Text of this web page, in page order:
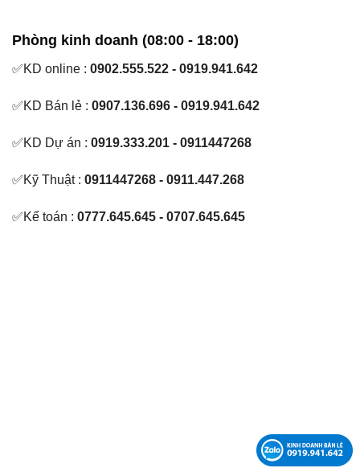
Phòng kinh doanh (08:00 - 18:00)
✅KD online : 0902.555.522 - 0919.941.642
✅KD Bán lẻ : 0907.136.696 - 0919.941.642
✅KD Dự án : 0919.333.201 - 0911447268
✅Kỹ Thuật : 0911447268 - 0911.447.268
✅Kế toán : 0777.645.645 - 0707.645.645